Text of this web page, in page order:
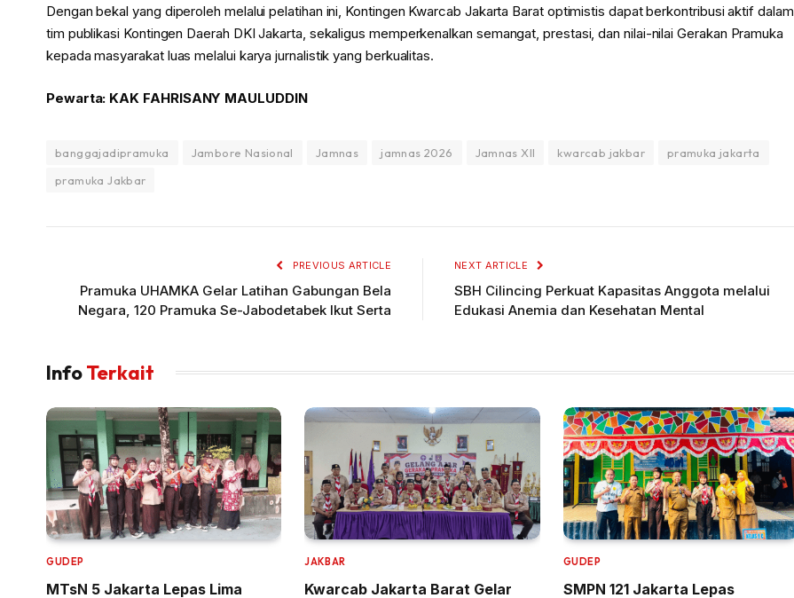
Dengan bekal yang diperoleh melalui pelatihan ini, Kontingen Kwarcab Jakarta Barat optimistis dapat berkontribusi aktif dalam
tim publikasi Kontingen Daerah DKI Jakarta, sekaligus memperkenalkan semangat, prestasi, dan nilai-nilai Gerakan Pramuka
kepada masyarakat luas melalui karya jurnalistik yang berkualitas.
Pewarta: KAK FAHRISANY MAULUDDIN
banggajadipramuka Jambore Nasional Jamnas jamnas 2026 Jamnas XII kwarcab jakbar
pramuka jakarta
pramuka Jakbar
PREVIOUS ARTICLE
Pramuka UHAMKA Gelar Latihan Gabungan Bela
Negara, 120 Pramuka Se-Jabodetabek Ikut Serta
NEXT ARTICLE
SBH Cilincing Perkuat Kapasitas Anggota melalui
Edukasi Anemia dan Kesehatan Mental
InfoTerkait
GUDEP
MTsN 5 Jakarta Lepas Lima
JAKBAR
Kwarcab Jakarta Barat Gelar
GUDEP
SMPN 121 Jakarta Lepas